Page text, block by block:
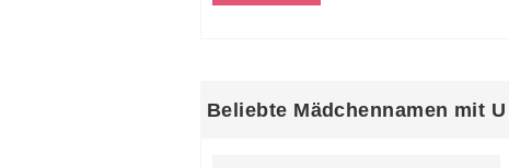
Beliebte Mädchennamen mit U